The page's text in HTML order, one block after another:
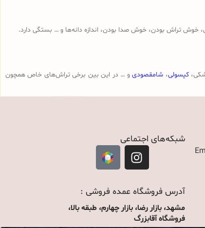
تراش بودن، خوش صدا بودن، اندازه دانه‌ها و … بستگی دارد.
کپسولی، شامقصودیو … در این بین برخی تراش‌های خاص همچون
شبکه‌های اجتماعی
آدرس فروشگاه عمده فروشی :
مشهد، بازار رضا، بازار چهارم، طبقه بالا،
فروشگاه آقابزرگ